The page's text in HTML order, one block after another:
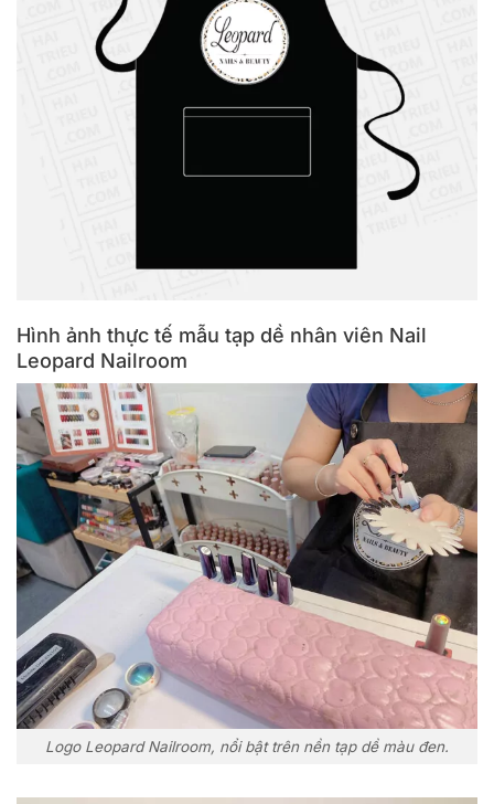
Hình ảnh thực tế mẫu tạp dề nhân viên Nail
Leopard Nailroom
Logo Leopard Nailroom, nổi bật trên nền tạp dề màu đen.